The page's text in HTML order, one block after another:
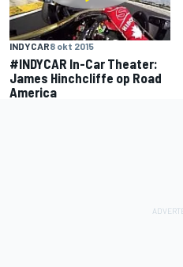
INDYCAR8 okt 2015
#INDYCAR In-Car Theater:
James Hinchcliffe op Road
America